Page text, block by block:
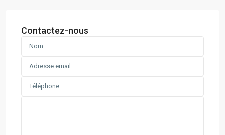
Contactez-nous